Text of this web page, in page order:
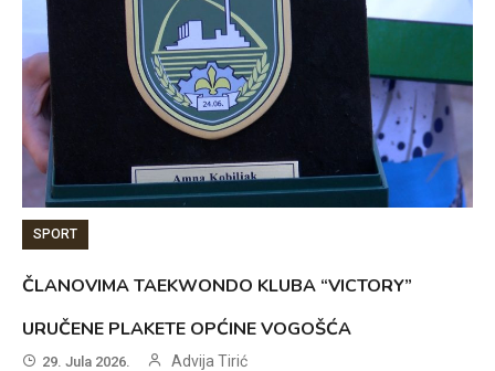
SPORT
ČLANOVIMA TAEKWONDO KLUBA “VICTORY”
URUČENE PLAKETE OPĆINE VOGOŠĆA
29. Jula 2026. Advija Tirić